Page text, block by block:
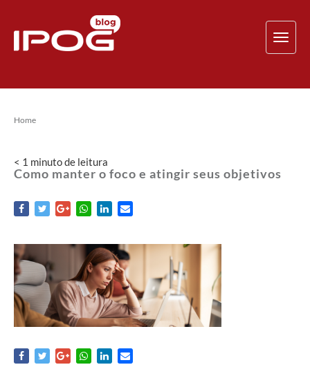
Home
< 1 minutode leitura
Como manter o foco e atingir seus objetivos